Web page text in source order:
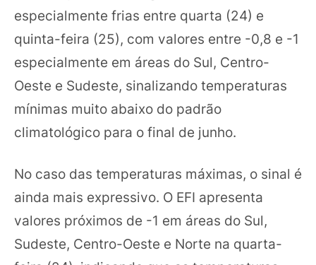
especialmente frias entre quarta (24) e
quinta-feira (25), com valores entre -0,8 e -1
especialmente em áreas do Sul, Centro-
Oeste e Sudeste, sinalizando temperaturas
mínimas muito abaixo do padrão
climatológico para o final de junho.
No caso das temperaturas máximas, o sinal é
ainda mais expressivo. O EFI apresenta
valores próximos de -1 em áreas do Sul,
Sudeste, Centro-Oeste e Norte na quarta-